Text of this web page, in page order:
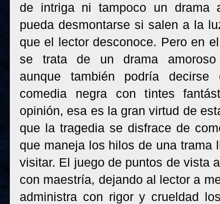
de intriga ni tampoco un drama
pueda desmontarse si salen a la
que el lector desconoce. Pero en
se trata de un drama
aunque también podría
comedia negra con tintes
opinión, esa es la gran virtud de
que la tragedia se disfrace de
que maneja los hilos de una trama
visitar. El juego de puntos de vista
con maestría, dejando al lector a
administra con rigor y crueldad